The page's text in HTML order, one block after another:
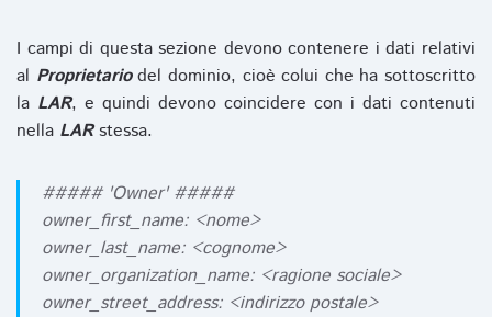
I campi di questa sezione devono contenere i dati relativi
al Proprietariodel dominio, cioè colui che ha sottoscritto
la LAR, e quindi devono coincidere con i dati contenuti
nella LARstessa.
##### 'Owner' #####
owner_first_name: <nome>
owner_last_name: <cognome>
owner_organization_name: <ragione sociale>
owner_street_address: <indirizzo postale>